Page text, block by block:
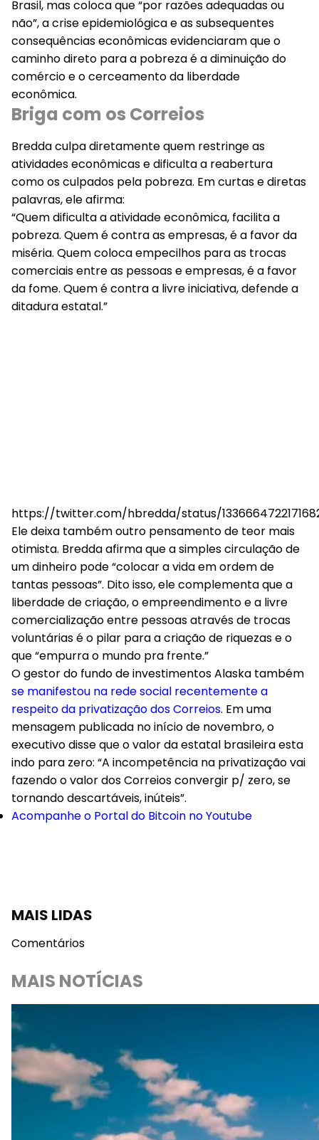
Brasil, mas coloca que “por razões adequadas ou
não”, a crise epidemiológica e as subsequentes
consequências econômicas evidenciaram que o
caminho direto para a pobreza é a diminuição do
comércio e o cerceamento da liberdade
econômica.
Briga com os Correios
Bredda culpa diretamente quem restringe as
atividades econômicas e dificulta a reabertura
como os culpados pela pobreza. Em curtas e diretas
palavras, ele afirma:
“Quem dificulta a atividade econômica, facilita a
pobreza. Quem é contra as empresas, é a favor da
miséria. Quem coloca empecilhos para as trocas
comerciais entre as pessoas e empresas, é a favor
da fome. Quem é contra a livre iniciativa, defende a
ditadura estatal.”
https://twitter.com/hbredda/status/
Ele deixa também outro pensamento de teor mais
otimista. Bredda afirma que a simples circulação de
um dinheiro pode “colocar a vida em ordem de
tantas pessoas”. Dito isso, ele complementa que a
liberdade de criação, o empreendimento e a livre
comercialização entre pessoas através de trocas
voluntárias é o pilar para a criação de riquezas e o
que “empurra o mundo pra frente.”
O gestor do fundo de investimentos Alaska também
se manifestou na rede social recentemente a
respeito da privatização dos Correios. Em uma
mensagem publicada no início de novembro, o
executivo disse que o valor da estatal brasileira esta
indo para zero: “A incompetência na privatização vai
fazendo o valor dos Correios convergir p/ zero, se
tornando descartáveis, inúteis”.
Acompanhe o Portal do Bitcoin no Youtube
MAIS LIDAS
Comentários
MAIS NOTÍCIAS